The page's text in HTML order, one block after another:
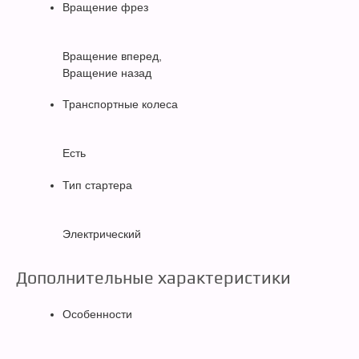
Вращение фрез
Вращение вперед,
Вращение назад
Транспортные колеса
Есть
Тип стартера
Электрический
Дополнительные характеристики
Особенности